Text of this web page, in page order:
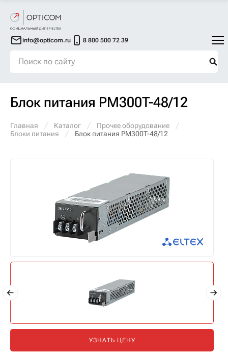
info@opticom.ru 8 800 500 72 39
Блок питания PM300T-48/12
Главная Каталог
Прочее оборудование
Блоки питания
Блок питания PM300T-48/12
УЗНАТЬ ЦЕНУ